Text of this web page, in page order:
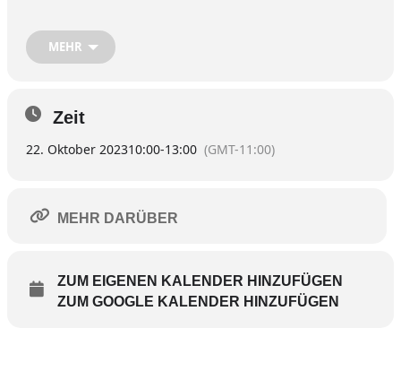
Datum: 22. Oktober 2023
Adresse: Spöckerfeld 2, 83139 Söchtenau, Lampersberg
MEHR
Zeit
22. Oktober 202310:00-13:00 (GMT-11:00)
MEHR DARÜBER
ZUM EIGENEN KALENDER HINZUFÜGEN
ZUM GOOGLE KALENDER HINZUFÜGEN